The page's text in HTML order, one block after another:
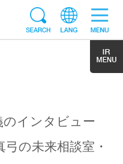
のインタビュー
の未来相談室・